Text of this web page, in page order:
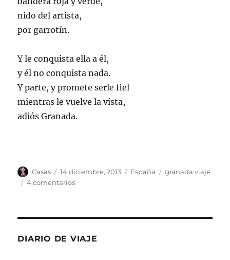
nido del artista,
por garrotín.
Y le conquista ella a él,
y él no conquista nada.
Y parte, y promete serle fiel
mientras le vuelve la vista,
adiós Granada.
Autor
Casas
Publicado
el
14 diciembre, 2013 Categorías
España Etiquetas
granada viaje
4 comentariosen
DIARIO DE VIAJE